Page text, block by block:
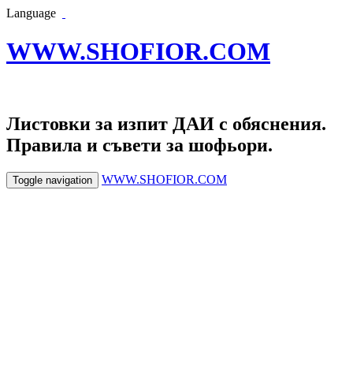
Language
WWW.SHOFIOR.COM
Листовки за изпит ДАИ с обяснения.
Правила и съвети за шофьори.
Toggle navigation WWW.SHOFIOR.COM